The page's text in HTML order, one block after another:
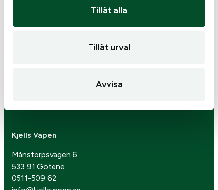
Tillåt alla
Tillåt urval
Avvisa
Kjells Vapen
Månstorpsvägen 6
533 91 Götene
0511-509 62